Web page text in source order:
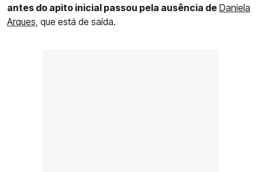
antes do apito inicial passou pela ausência de Daniela
Arques, que está de saída.